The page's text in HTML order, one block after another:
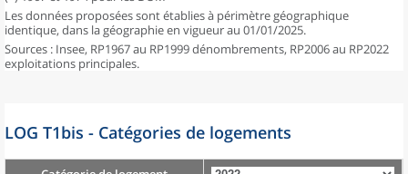
Les données proposées sont établies à périmètre géographique
identique, dans la géographie en vigueur au 01/01/2025.
Sources : Insee, RP1967 au RP1999 dénombrements, RP2006 au RP2022
exploitations principales.
LOG T1bis - Catégories de logements